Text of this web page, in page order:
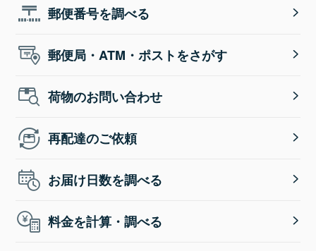
郵便番号を調べる
郵便局・ATM・ポストをさがす
荷物のお問い合わせ
再配達のご依頼
お届け日数を調べる
料金を計算・調べる